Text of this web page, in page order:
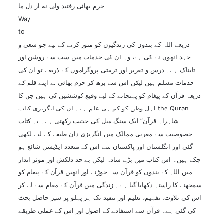
خرم بھائی رفتید ولی نه از دل ما
Way
to
ذریعے اللہ کے بندوں کی زندگیوں کو منور کرنے کے لیے جو سعی و
جہد انھوں نے کی ہے، وہ ان کی خدمات میں سب سے روشن اور
تابناک ہے۔ درس و تقریر اور تربیتی پروگراموں کے ذریعے تو ان کی
خدمات مسلم ہیں لیکن اس سے بڑھ کر خرم بھائی نے اپنے قلم کے
ذریعہ قرآن کے پیغام کو پہنچانے کے لیے وقیع کوششیں کی ہیں جن کا
اہل وطن کو کم ہی علم ہے۔ ان کی انگریزی کتاب the Quran
شاہراہ قرآن” ایک سنگ میل کی حیثیت رکھتی ہے۔ یہ کتاب
خصوصیت سے مغربی ممالک میں انگریزی دان طبقے کے لیے لکھی
گئی اور انگلستان اور پاکستان سے اس کے متعدد ایڈیشن شائع ہو
چکے ہیں۔ اس کتاب میں بڑے سادہ لیکن بے حد دلکش اور موثر انداز
میں اللہ کے بندوں کو قرآن سے جوڑنے اور انھیں قرآن کے پیغام کو
سمجھنے کا راستہ دکھایا گیا ہے۔ زندگی میں قرآن کے مقام سے لے کر
اس کی تلاوت، تفہیم، تعلیم اور تنفیذ تک ہر پہلو پر سیر حاصل بحث
کی گئی ہے۔ قرآن سے استفادے کے اصول اور اس کے عملی طریقے